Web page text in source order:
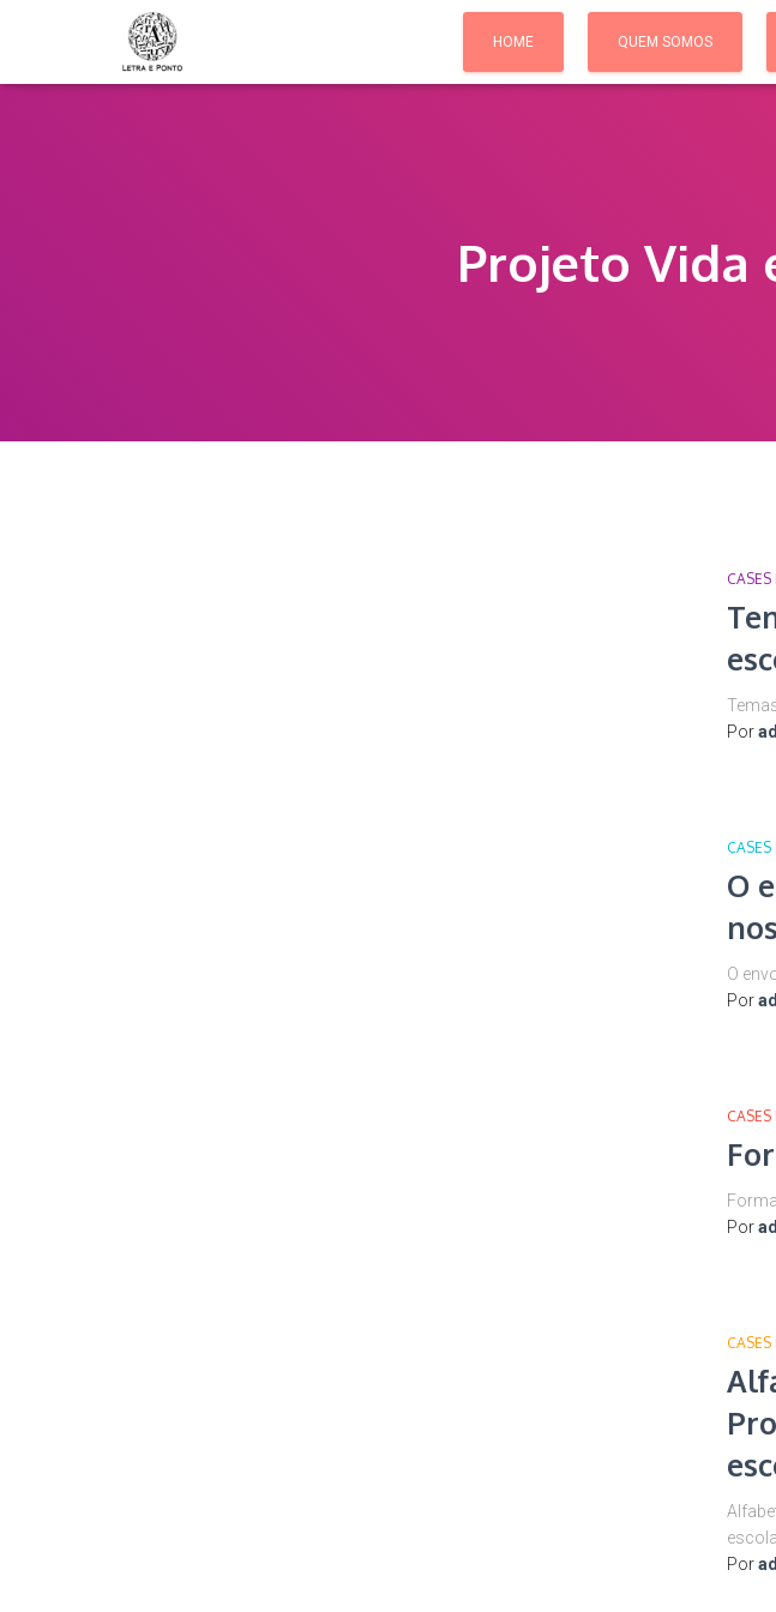
HOME QUEM SOMOS
Projeto Vida
Por
O
O
Por
Por
Por